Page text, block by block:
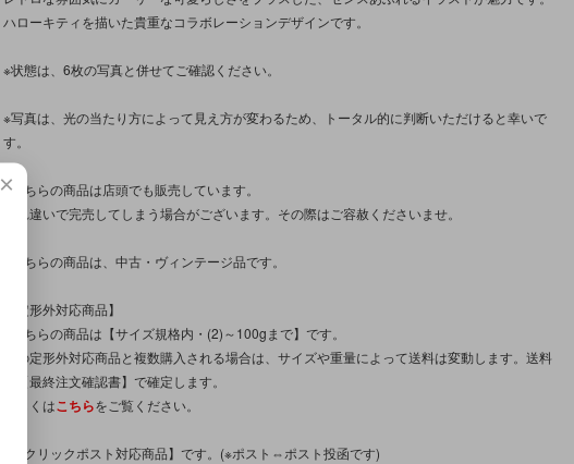
ハローキティを描いた貴重なコラボレーションデザインです。
※状態は、6枚の写真と併せてご確認ください。
※写真は、光の当たり方によって見え方が変わるため、トータル的に判断いただけると幸いで
す。
※こちらの商品は店頭でも販売しています。
入れ違いで完売してしまう場合がございます。その際はご容赦くださいませ。
※こちらの商品は、中古・ヴィンテージ品です。
【定形外対応商品】
※こちらの商品は【サイズ規格内・(2)～100gまで】です。
他の定形外対応商品と複数購入される場合は、サイズや重量によって送料は変動します。送料
は【最終注文確認書】で確定します。
詳しくはこちらをご覧ください。
※【クリックポスト対応商品】です。(※ポスト⇔ポスト投函です)
×